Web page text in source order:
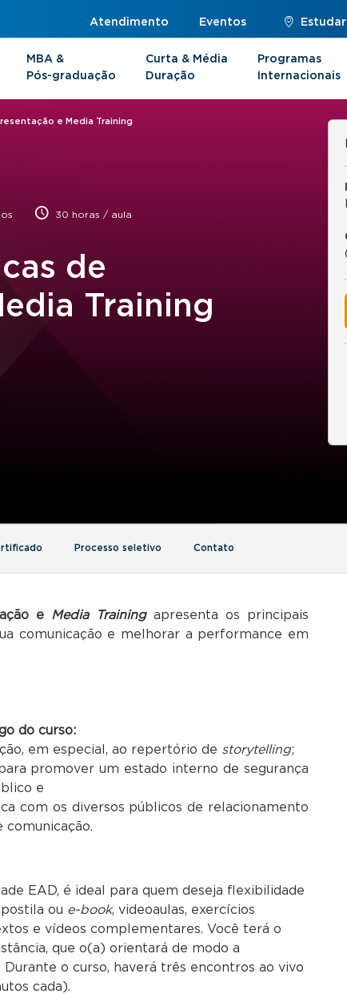
Atendimento Eventos
MBA &
Pós-graduação
Curta & Média
Duração
Programas
Internacionais
e Media Training
30 horas / aula
de
Training
Processo seletivo Contato
e Media Trainingapresenta os principais
comunicação e melhorar a performance em
do curso:
em especial, ao repertório de storytelling;
promover um estado interno de segurança
e
com os diversos públicos de relacionamento
comunicação.
EAD, é ideal para quem deseja flexibilidade
ou e-book, videoaulas, exercícios
e vídeos complementares. Você terá o
que o(a) orientará de modo a
o curso, haverá três encontros ao vivo
cada).